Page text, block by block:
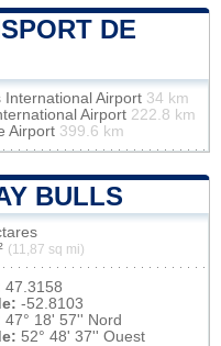
DE
International Airport 34 km
Airport 222.8 km
Airport 399.6 km
BULLS
(11,87 sq mi)
47.3158
-52.8103
47° 18' 57'' Nord
52° 48' 37'' Ouest